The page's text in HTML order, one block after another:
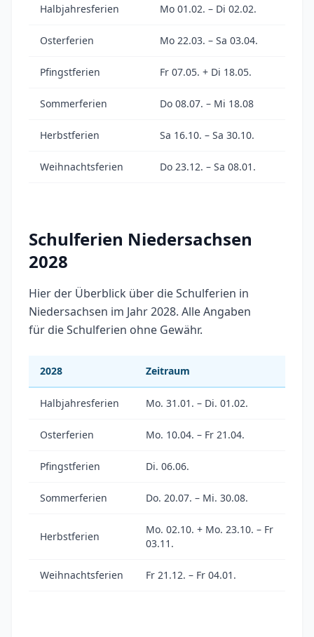
Halbjahresferien Mo 01.02. – Di 02.02.
Osterferien Mo 22.03. – Sa 03.04.
Pfingstferien Fr 07.05. + Di 18.05.
Sommerferien Do 08.07. – Mi 18.08
Herbstferien Sa 16.10. – Sa 30.10.
Weihnachtsferien Do 23.12. – Sa 08.01.
Schulferien Niedersachsen
2028
Hier der Überblick über die Schulferien in
Niedersachsen im Jahr 2028. Alle Angaben
für die Schulferien ohne Gewähr.
2028 Zeitraum
Halbjahresferien Mo. 31.01. – Di. 01.02.
Osterferien Mo. 10.04. – Fr 21.04.
Pfingstferien Di. 06.06.
Sommerferien Do. 20.07. – Mi. 30.08.
Herbstferien
Mo. 02.10. + Mo. 23.10. – Fr
03.11.
Weihnachtsferien Fr 21.12. – Fr 04.01.